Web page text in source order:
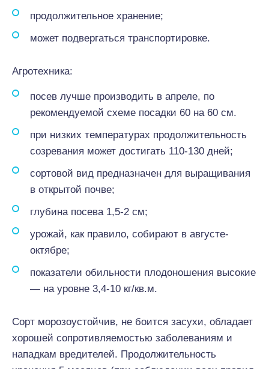
продолжительное хранение;
может подвергаться транспортировке.
Агротехника:
посев лучше производить в апреле, по
рекомендуемой схеме посадки 60 на 60 см.
при низких температурах продолжительность
созревания может достигать 110-130 дней;
сортовой вид предназначен для выращивания
в открытой почве;
глубина посева 1,5-2 см;
урожай, как правило, собирают в августе-
октябре;
показатели обильности плодоношения высокие
— на уровне 3,4-10 кг/кв.м.
Сорт морозоустойчив, не боится засухи, обладает
хорошей сопротивляемостью заболеваниям и
нападкам вредителей. Продолжительность